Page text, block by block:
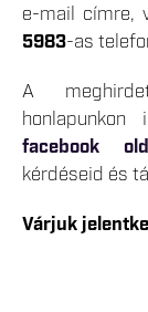
e-mail címre,
5983-as
A
facebook
kérdéseid és
Várjuk